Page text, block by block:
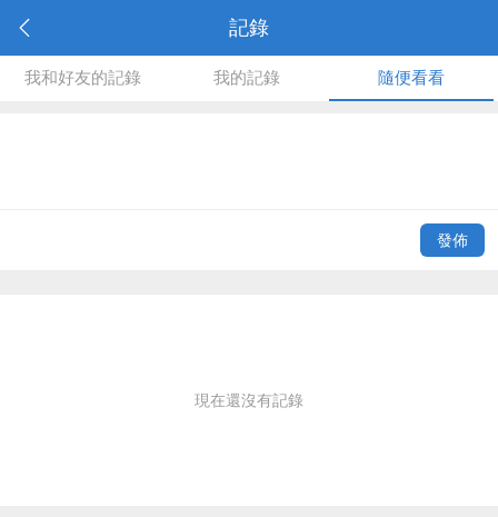
記錄
我和好友的記錄 我的記錄 隨便看看
發佈
現在還沒有記錄